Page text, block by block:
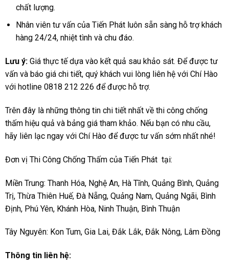
chất lượng.
Nhân viên tư vấn của Tiến Phát luôn sẵn sàng hỗ trợ khách
hàng 24/24, nhiệt tình và chu đáo.
Lưu ý:Giá thực tế dựa vào kết quả sau khảo sát. Để được tư
vấn và báo giá chi tiết, quý khách vui lòng liên hệ với Chí Hào
với hotline 0818 212 226 để được hỗ trợ.
Trên đây là những thông tin chi tiết nhất về thi công chống
thấm hiệu quả và bảng giá tham khảo. Nếu bạn có nhu cầu,
hãy liên lạc ngay với Chí Hào để được tư vấn sớm nhất nhé!
Đơn vị Thi Công Chống Thấm của Tiến Phát tại:
Miền Trung: Thanh Hóa, Nghệ An, Hà Tĩnh, Quảng Bình, Quảng
Trị, Thừa Thiên Huế, Đà Nẵng, Quảng Nam, Quảng Ngãi, Bình
Định, Phú Yên, Khánh Hòa, Ninh Thuận, Bình Thuận
Tây Nguyên: Kon Tum, Gia Lai, Đắk Lắk, Đắk Nông, Lâm Đồng
Thông tin liên hệ: